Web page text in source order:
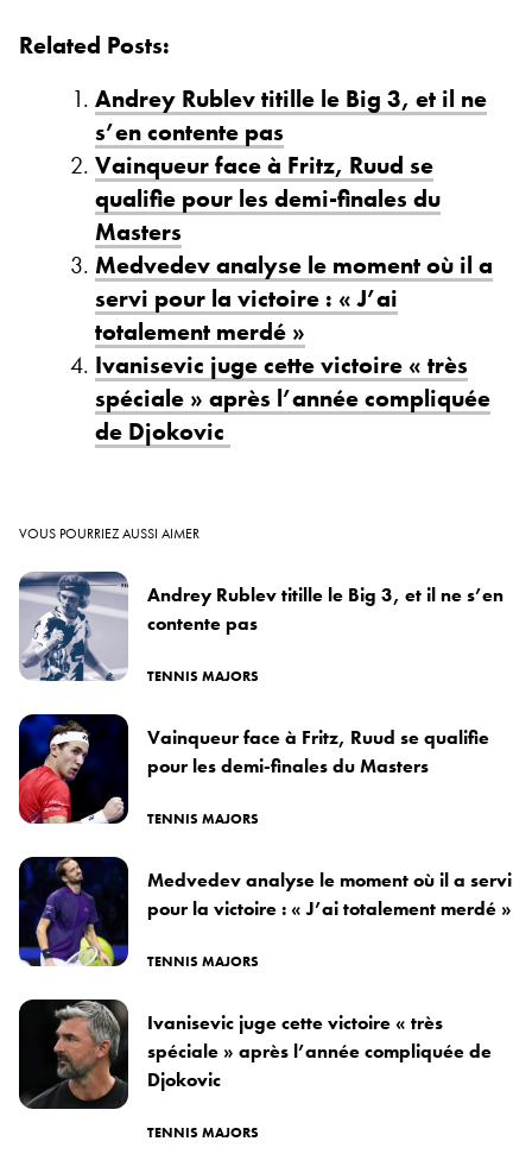
Related Posts:
Andrey Rublev titille le Big 3, et il ne
s’en contente pas
Vainqueur face à Fritz, Ruud se
qualifie pour les demi-finales du
Masters
Medvedev analyse le moment où il a
servi pour la victoire : « J’ai
totalement merdé »
Ivanisevic juge cette victoire « très
spéciale » après l’année compliquée
de Djokovic
VOUS POURRIEZ AUSSI AIMER
Andrey Rublev titille le Big 3, et il ne s’en
contente pas
TENNIS MAJORS
Vainqueur face à Fritz, Ruud se qualifie
pour les demi-finales du Masters
TENNIS MAJORS
Medvedev analyse le moment où il a servi
pour la victoire : « J’ai totalement merdé »
TENNIS MAJORS
Ivanisevic juge cette victoire « très
spéciale » après l’année compliquée de
Djokovic
TENNIS MAJORS